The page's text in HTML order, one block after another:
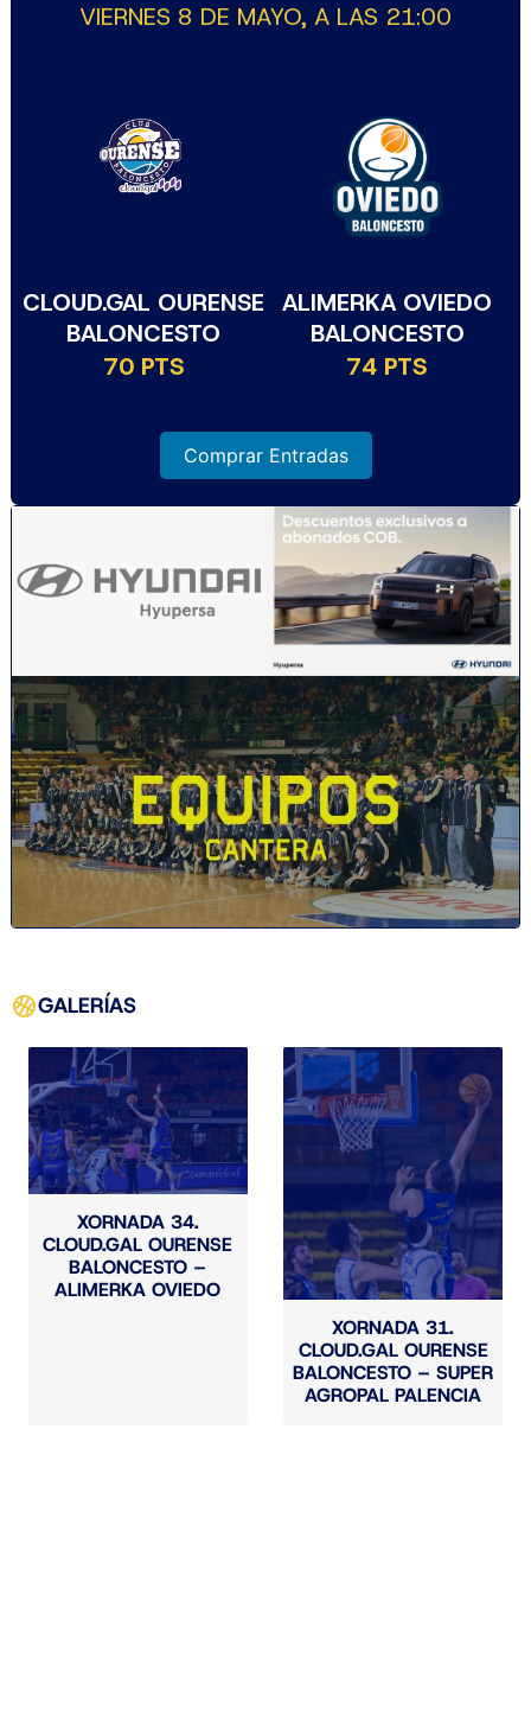
VIERNES 8 DE MAYO, A LAS 21:00
CLOUD.GAL OURENSE
BALONCESTO
70 PTS
ALIMERKA OVIEDO
BALONCESTO
74 PTS
Comprar Entradas
GALERÍAS
XORNADA 34.
CLOUD.GAL OURENSE
BALONCESTO –
ALIMERKA OVIEDO
XORNADA 31.
CLOUD.GAL OURENSE
BALONCESTO – SUPER
AGROPAL PALENCIA